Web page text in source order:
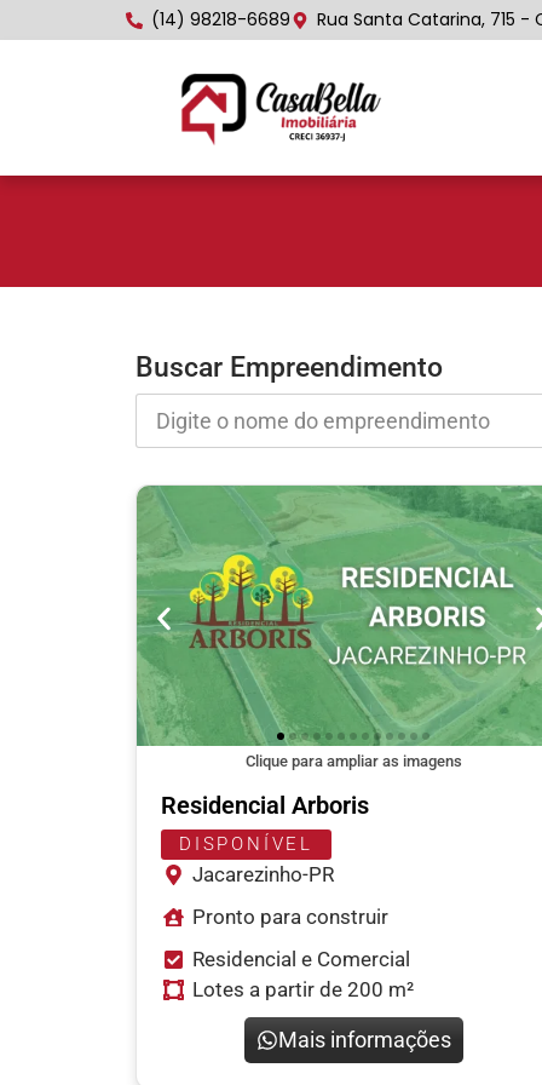
(14) 98218-6689 Rua Santa Catarina, 715 -
Buscar Empreendimento
Clique para ampliar as imagens
Residencial Arboris
DISPONÍVEL
Jacarezinho-PR
Pronto para construir
Residencial e Comercial
Lotes a partir de 200 m²
Mais informações